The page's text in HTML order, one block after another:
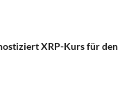
XRP-Kurs für den